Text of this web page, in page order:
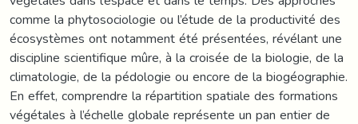
comme la phytosociologie ou l’étude de la productivité des
écosystèmes ont notamment été présentées, révélant une
discipline scientifique mûre, à la croisée de la biologie, de la
climatologie, de la pédologie ou encore de la biogéographie.
En effet, comprendre la répartition spatiale des formations
végétales à l’échelle globale représente un pan entier de